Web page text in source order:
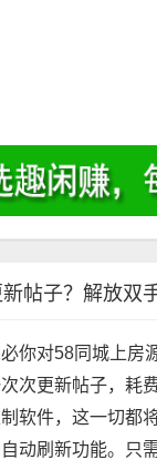
帖子？解放双
你对58同城上房
次更新帖子，耗
软件，这一切都
动刷新功能。只